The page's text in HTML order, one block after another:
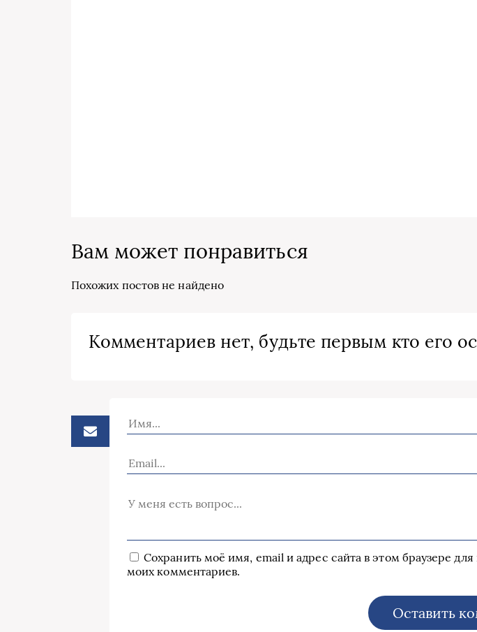
Вам может понравиться
Похожих постов не найдено
Комментариев нет, будьте первым кто его
Сохранить моё имя, email и адрес сайта в этом браузере
моих комментариев.